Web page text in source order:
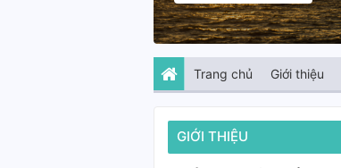
Trang chủ Giới thiệu
GIỚI THIỆU